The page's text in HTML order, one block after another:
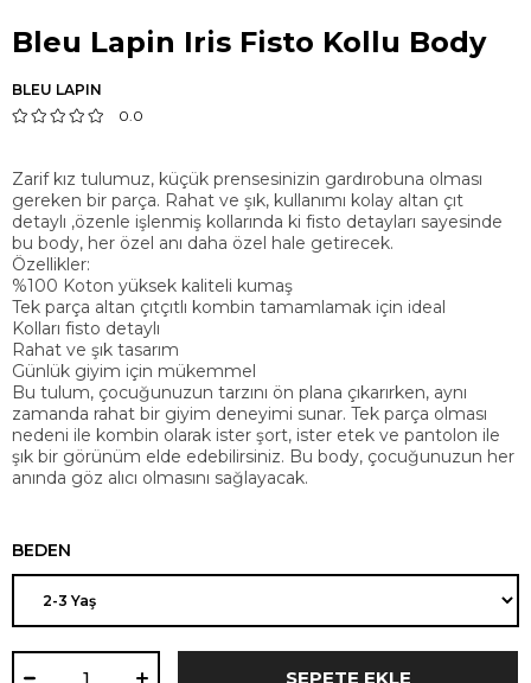
Bleu Lapin Iris Fisto Kollu Body
BLEU LAPIN
0.0
Zarif kız tulumuz, küçük prensesinizin gardırobuna olması
gereken bir parça. Rahat ve şık, kullanımı kolay altan çıt
detaylı ,özenle işlenmiş kollarında ki fisto detayları sayesinde
bu body, her özel anı daha özel hale getirecek.
Özellikler:
%100 Koton yüksek kaliteli kumaş
Tek parça altan çıtçıtlı kombin tamamlamak için ideal
Kolları fisto detaylı
Rahat ve şık tasarım
Günlük giyim için mükemmel
Bu tulum, çocuğunuzun tarzını ön plana çıkarırken, aynı
zamanda rahat bir giyim deneyimi sunar. Tek parça olması
nedeni ile kombin olarak ister şort, ister etek ve pantolon ile
şık bir görünüm elde edebilirsiniz. Bu body, çocuğunuzun her
anında göz alıcı olmasını sağlayacak.
BEDEN